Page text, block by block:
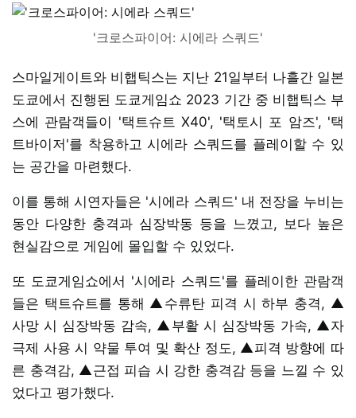
'크로스파이어: 시에라 스쿼드'
스마일게이트와 비햅틱스는 지난 21일부터 나흘간 일본
도쿄에서 진행된 도쿄게임쇼 2023 기간 중 비햅틱스 부
스에 관람객들이 '택트슈트 X40', '택토시 포 암즈', '택
트바이저'를 착용하고 시에라 스쿼드를 플레이할 수 있
는 공간을 마련했다.
이를 통해 시연자들은 '시에라 스쿼드' 내 전장을 누비는
동안 다양한 충격과 심장박동 등을 느꼈고, 보다 높은
현실감으로 게임에 몰입할 수 있었다.
또 도쿄게임쇼에서 '시에라 스쿼드'를 플레이한 관람객
들은 택트슈트를 통해 ▲수류탄 피격 시 하부 충격, ▲
사망 시 심장박동 감속, ▲부활 시 심장박동 가속, ▲자
극제 사용 시 약물 투여 및 확산 정도, ▲피격 방향에 따
른 충격감, ▲근접 피습 시 강한 충격감 등을 느낄 수 있
었다고 평가했다.